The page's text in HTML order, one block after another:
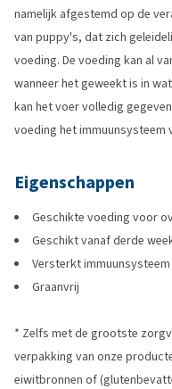
namelijk afgestemd op de
van puppy's, dat zich
voeding. De voeding kan al
wanneer het geweekt is in
kan het voer volledig
voeding het immuunsysteem
Eigenschappen
Geschikte voeding voor
Geschikt vanaf derde
Versterkt immuunsysteem
Graanvrij
* Zelfs met de grootste
verpakking van onze
eiwitbronnen of